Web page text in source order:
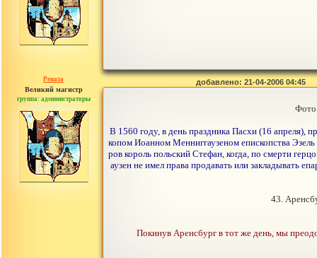
Рената
Великий магистр
группа: администраторы
сообщений: 30442
добавлено: 21-04-2006 04:45
Фото
В 1560 году, в день праздника Пасхи (16 апреля),
копом Иоанном Менниггаузеном епископства
ров король польский Стефан, когда, по смерти
аузен не имел права продавать или закладывать
43.
Покинув Аренсбург в тот же день, мы